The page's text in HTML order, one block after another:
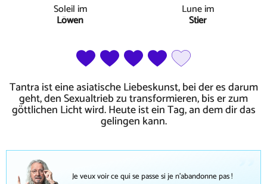
Soleilim
Löwen
Luneim
Stier
Tantra ist eine asiatische Liebeskunst, bei der es darum
geht, den Sexualtrieb zu transformieren, bis er zum
göttlichen Licht wird. Heute ist ein Tag, an dem dir das
gelingen kann.
Je veux voir ce qui se passe si je n'abandonne pas !